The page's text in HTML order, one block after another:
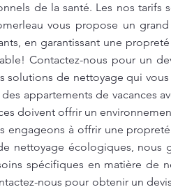
de la santé. Les nos tarifs
vous propose un
en garantissant une
Contactez-nous pour un
solutions de nettoyage qui
appartements de vacances
doivent offrir un
à offrir une
nettoyage écologiques, nous
spécifiques en matière de
nous pour obtenir un